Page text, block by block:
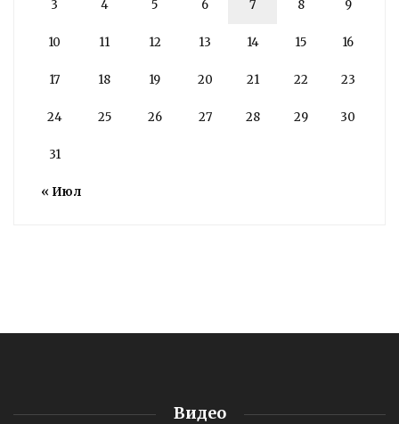
« Июл
3 4 5 6 7 8 9
10 11 12 13 14 15 16
17 18 19 20 21 22 23
24 25 26 27 28 29 30
31
Видео